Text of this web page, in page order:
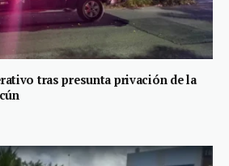
tras presunta privación de la